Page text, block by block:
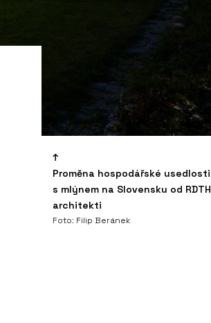
Proměna hospodářské usedlosti
s mlýnem na Slovensku od RDTH
architekti
Foto: Filip Beránek